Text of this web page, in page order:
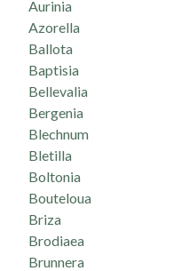
Aurinia
Azorella
Ballota
Baptisia
Bellevalia
Bergenia
Blechnum
Bletilla
Boltonia
Bouteloua
Briza
Brodiaea
Brunnera